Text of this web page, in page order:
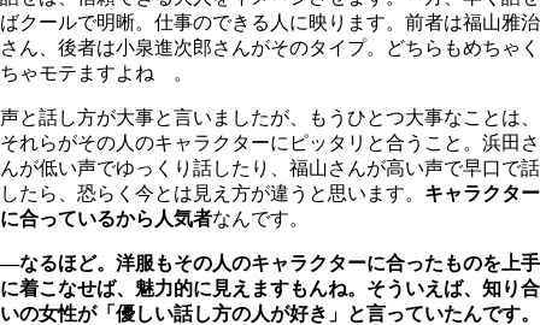
ばクールで明晰。仕事のできる人に映ります。前者は福山雅治
さん、後者は小泉進次郎さんがそのタイプ。どちらもめちゃく
ちゃモテますよね 。
声と話し方が大事と言いましたが、もうひとつ大事なことは、
それらがその人のキャラクターにピッタリと合うこと。浜田さ
んが低い声でゆっくり話したり、福山さんが高い声で早口で話
したら、恐らく今とは見え方が違うと思います。 キャラクター
に合っているから人気者なんです。
―なるほど。洋服もその人のキャラクターに合ったものを上手
に着こなせば、魅力的に見えますもんね。そういえば、知り合
いの女性が「優しい話し方の人が好き」と言っていたんです。